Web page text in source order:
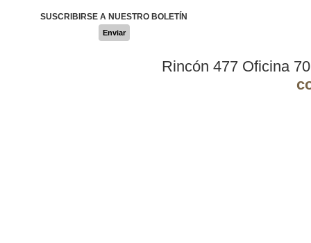
SUSCRIBIRSE A NUESTRO BOLETÍN
Enviar
Rincón 477 Oficina